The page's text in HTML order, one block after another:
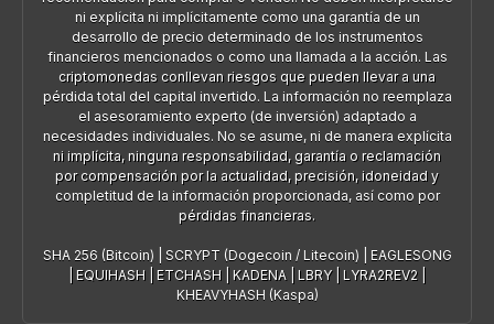
ni explícita ni implícitamente como una garantía de un
desarrollo de precio determinado de los instrumentos
financieros mencionados o como una llamada a la acción. Las
criptomonedas conllevan riesgos que pueden llevar a una
pérdida total del capital invertido. La información no reemplaza
el asesoramiento experto (de inversión) adaptado a
necesidades individuales. No se asume, ni de manera explícita
ni implícita, ninguna responsabilidad, garantía o reclamación
por compensación por la actualidad, precisión, idoneidad y
completitud de la información proporcionada, así como por
pérdidas financieras.
SHA 256 (Bitcoin) SCRYPT (Dogecoin / Litecoin)
EAGLESONG
EQUIHASH ETCHASH KADENA LBRY| LYRA2REV2
KHEAVYHASH (Kaspa)